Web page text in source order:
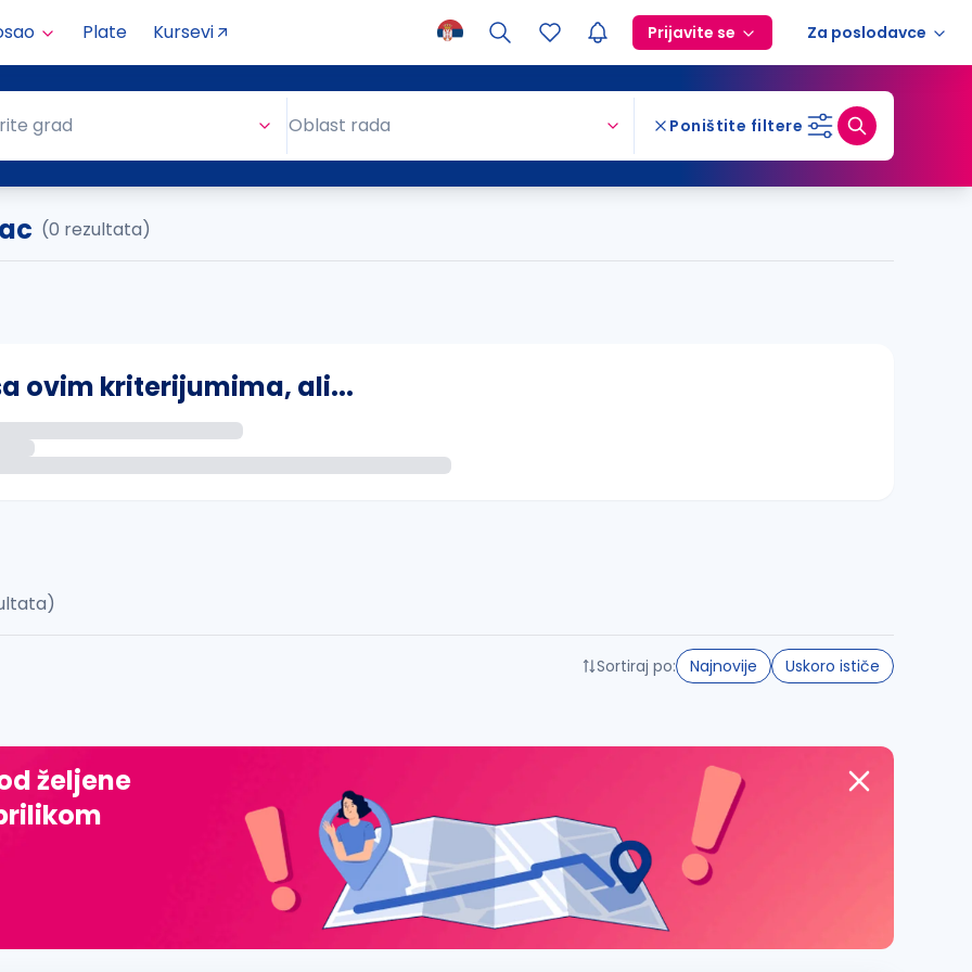
Plate Kursevi Prijavite se Za poslodavce
grad Oblast rada Poništite filtere
(0 rezultata)
ovim kriterijumima, ali...
đ, ž, dž)
Sortiraj po: Najnovije Uskoro ističe
željene